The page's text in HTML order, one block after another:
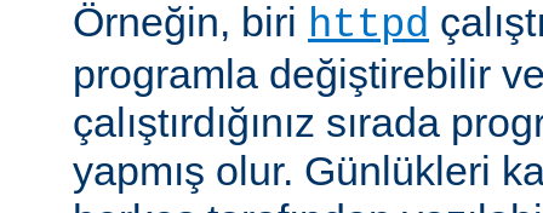
Örneğin, biri httpd
programla değiştirebilir
çalıştırdığınız sırada
yapmış olur. Günlükleri